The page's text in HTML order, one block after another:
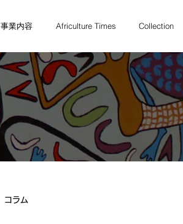
事業内容 Africulture Times Collection
コラム